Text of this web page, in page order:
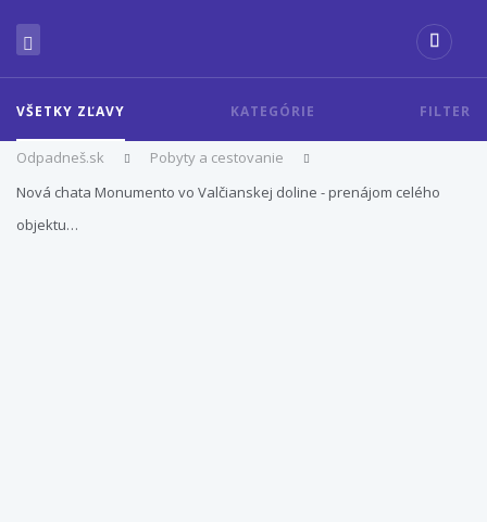
VŠETKY ZĽAVY KATEGÓRIE FILTER
Odpadneš.sk
Pobyty a cestovanie
Nová chata Monumento vo Valčianskej doline - prenájom celého
objektu…